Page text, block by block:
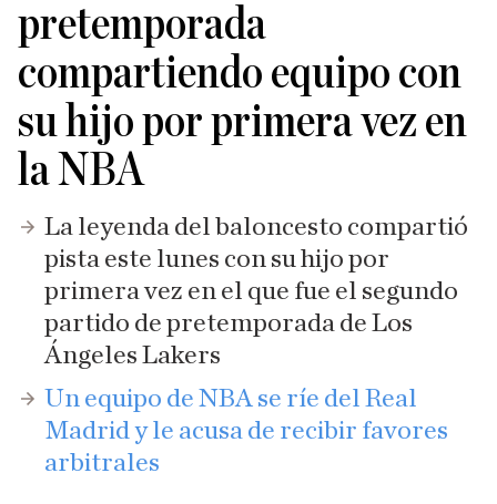
pretemporada
compartiendo equipo con
su hijo por primera vez en
la NBA
La leyenda del baloncesto compartió
pista este lunes con su hijo por
primera vez en el que fue el segundo
partido de pretemporada de Los
Ángeles Lakers
Un equipo de NBA se ríe del Real
Madrid y le acusa de recibir favores
arbitrales